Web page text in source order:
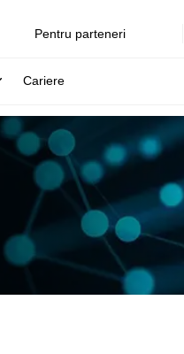
Pentru parteneri
Cariere